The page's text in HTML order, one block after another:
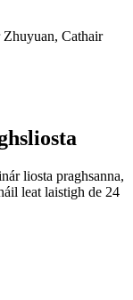
Zhuyuan, Cathair
liosta praghsanna,
leat laistigh de 24